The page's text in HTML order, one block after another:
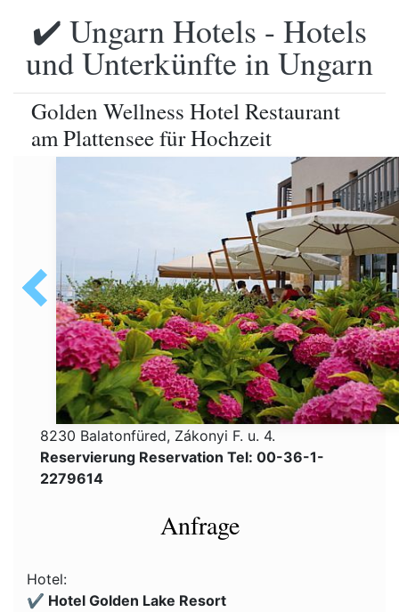
✔️ Ungarn Hotels - Hotels
und Unterkünfte in Ungarn
Golden Wellness Hotel Restaurant
am Plattensee für Hochzeit
8230 Balatonfüred, Zákonyi F. u. 4.
Reservierung Reservation Tel: 00-36-1-
2279614
Anfrage
Hotel:
✔️ Hotel Golden Lake Resort